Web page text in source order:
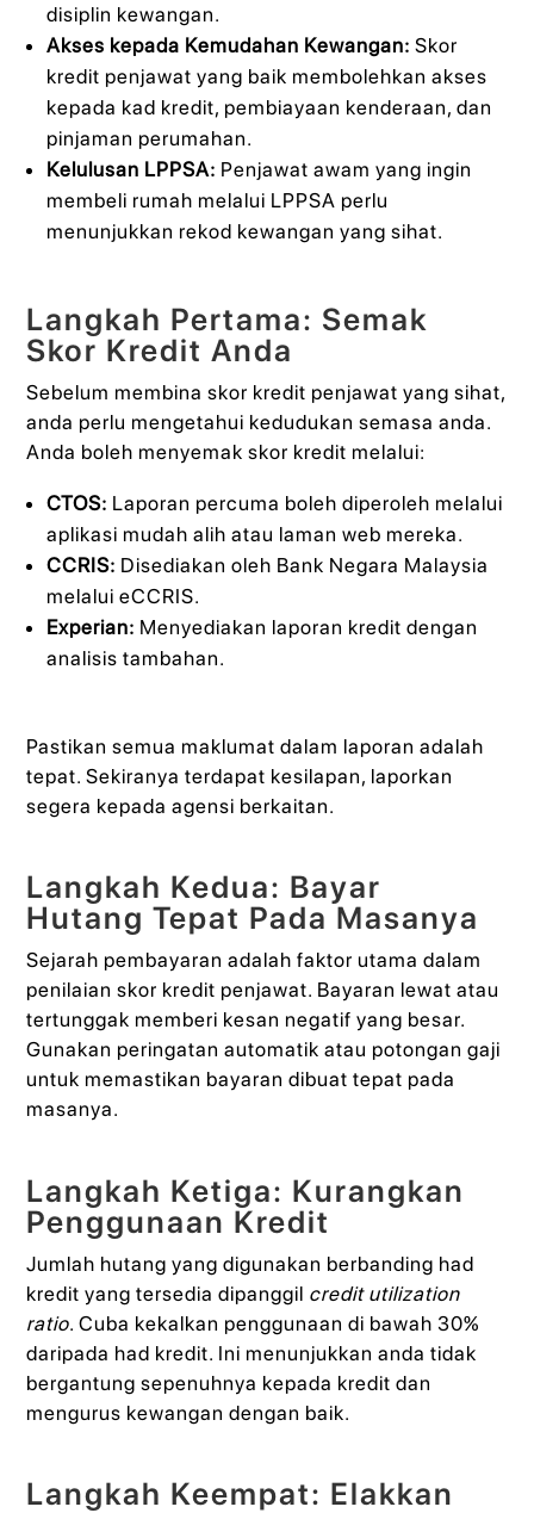
disiplin kewangan.
Akses kepada Kemudahan Kewangan: Skor
kredit penjawat yang baik membolehkan akses
kepada kad kredit, pembiayaan kenderaan, dan
pinjaman perumahan.
Kelulusan LPPSA: Penjawat awam yang ingin
membeli rumah melalui LPPSA perlu
menunjukkan rekod kewangan yang sihat.
Langkah Pertama: Semak
Skor Kredit Anda
Sebelum membina skor kredit penjawat yang sihat,
anda perlu mengetahui kedudukan semasa anda.
Anda boleh menyemak skor kredit melalui:
CTOS: Laporan percuma boleh diperoleh melalui
aplikasi mudah alih atau laman web mereka.
CCRIS: Disediakan oleh Bank Negara Malaysia
melalui eCCRIS.
Experian: Menyediakan laporan kredit dengan
analisis tambahan.
Pastikan semua maklumat dalam laporan adalah
tepat. Sekiranya terdapat kesilapan, laporkan
segera kepada agensi berkaitan.
Langkah Kedua: Bayar
Hutang Tepat Pada Masanya
Sejarah pembayaran adalah faktor utama dalam
penilaian skor kredit penjawat. Bayaran lewat atau
tertunggak memberi kesan negatif yang besar.
Gunakan peringatan automatik atau potongan gaji
untuk memastikan bayaran dibuat tepat pada
masanya.
Langkah Ketiga: Kurangkan
Penggunaan Kredit
Jumlah hutang yang digunakan berbanding had
kredit yang tersedia dipanggil credit utilization
ratio. Cuba kekalkan penggunaan di bawah 30%
daripada had kredit. Ini menunjukkan anda tidak
bergantung sepenuhnya kepada kredit dan
mengurus kewangan dengan baik.
Langkah Keempat: Elakkan